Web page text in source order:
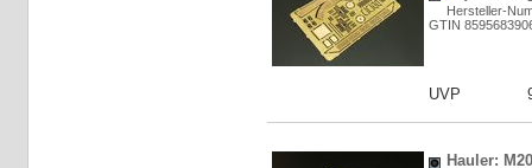
Hersteller-
GTIN
UVP
Hauler: